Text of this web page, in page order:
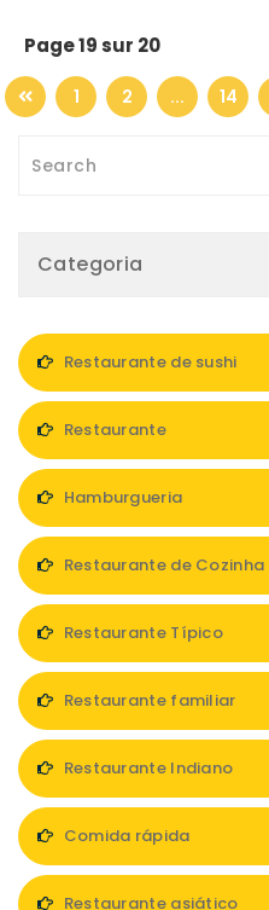
Page 19 sur 20
1 2 ... 14
Categoria
Restaurante de sushi
Restaurante
Hamburgueria
Restaurante de
Restaurante Típico
Restaurante familiar
Restaurante Indiano
Comida rápida
Restaurante asiático